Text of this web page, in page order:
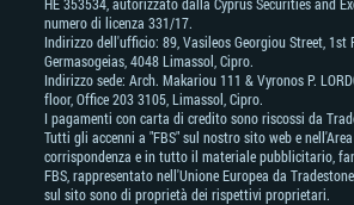
numero di licenza 331/17.
Indirizzo dell'ufficio: 89, Vasileos Georgiou Street, 1st
Germasogeias, 4048 Limassol, Cipro.
Indirizzo sede: Arch. Makariou 111 & Vyronos Р.
floor, Office 203 3105, Limassol, Cipro.
I pagamenti con carta di credito sono riscossi da
Tutti gli accenni a "FBS" sul nostro sito web e
corrispondenza e in tutto il materiale pubblicitario,
FBS, rappresentato nell'Unione Europea da
sul sito sono di proprietà dei rispettivi proprietari.